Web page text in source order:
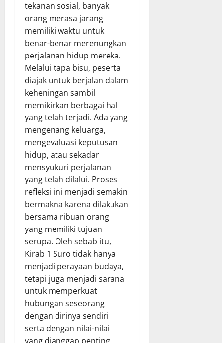
tekanan sosial, banyak
orang merasa jarang
memiliki waktu untuk
benar-benar merenungkan
perjalanan hidup mereka.
Melalui tapa bisu, peserta
diajak untuk berjalan dalam
keheningan sambil
memikirkan berbagai hal
yang telah terjadi. Ada yang
mengenang keluarga,
mengevaluasi keputusan
hidup, atau sekadar
mensyukuri perjalanan
yang telah dilalui. Proses
refleksi ini menjadi semakin
bermakna karena dilakukan
bersama ribuan orang
yang memiliki tujuan
serupa. Oleh sebab itu,
Kirab 1 Suro tidak hanya
menjadi perayaan budaya,
tetapi juga menjadi sarana
untuk memperkuat
hubungan seseorang
dengan dirinya sendiri
serta dengan nilai-nilai
yang dianggap penting